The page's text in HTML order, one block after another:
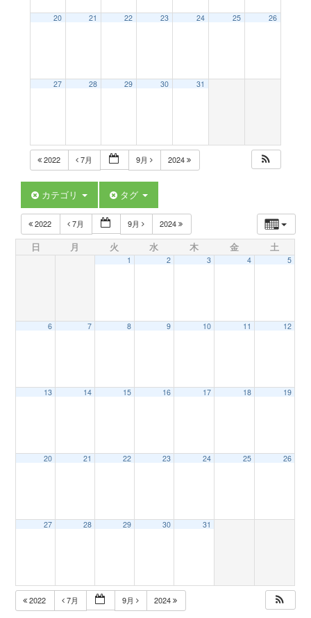
t
i
20 21 22 23 24 25 26
27 28 29 30 31
2022 7月 9月 2024
カテゴリ タグ
2022 7月 9月 2024
日 月 火 水 木 金 土
1 2 3 4 5
6 7 8 9 10 11 12
13 14 15 16 17 18 19
20 21 22 23 24 25 26
27 28 29 30 31
2022 7月 9月 2024